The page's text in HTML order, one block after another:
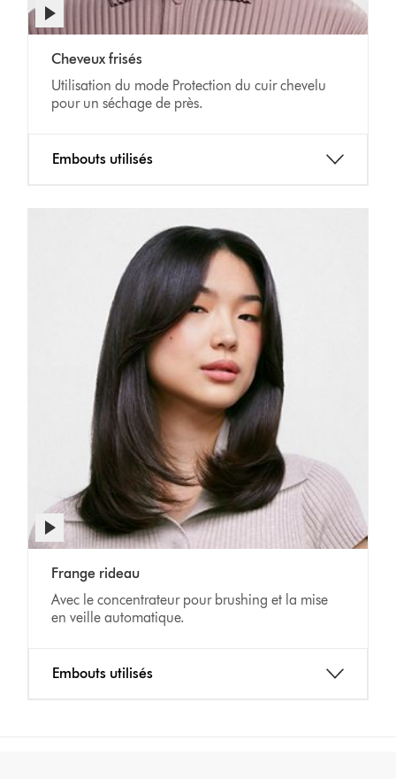
Transcript
la
transcription
de
vidéo
Cheveux frisés
Utilisation du mode Protection du cuir chevelu
pour un séchage de près.
Embouts utilisés
Transcript
Afficher
la
transcription
de
vidéo
Frange rideau
Avec le concentrateur pour brushing et la mise
en veille automatique.
Embouts utilisés